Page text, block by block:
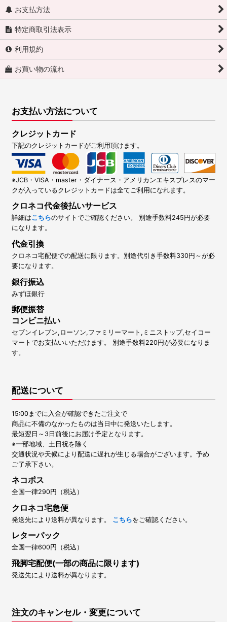
お支払方法
特定商取引法表示
利用規約
お買い物の流れ
お支払い方法について
クレジットカード
下記のクレジットカードがご利用頂けます。
※JCB・VISA・master・ダイナース・アメリカンエキスプレスのマー
クが入っているクレジットカードは全てご利用になれます。
クロネコ代金後払いサービス
詳細はこちらのサイトでご確認ください。 別途手数料245円が必要
になります。
代金引換
クロネコ宅配便での配送に限ります。別途代引き手数料330円～が必
要になります。
銀行振込
みずほ銀行
郵便振替
コンビニ払い
セブンイレブン,ローソン,ファミリーマート,ミニストップ,セイコー
マートでお支払いいただけます。 別途手数料220円が必要になりま
す。
配送について
15:00までに入金が確認できたご注文で
商品に不備のなかったものは当日中に発送いたします。
最短翌日～3日前後にお届け予定となります。
※一部地域、土日祝を除く
交通状況や天候により配送に遅れが生じる場合がございます。予め
ご了承下さい。
ネコポス
全国一律290円（税込）
クロネコ宅急便
発送先により送料が異なります。 こちらをご確認ください。
レターパック
全国一律600円（税込）
飛脚宅配便(一部の商品に限ります)
発送先により送料が異なります。
注文のキャンセル・変更について